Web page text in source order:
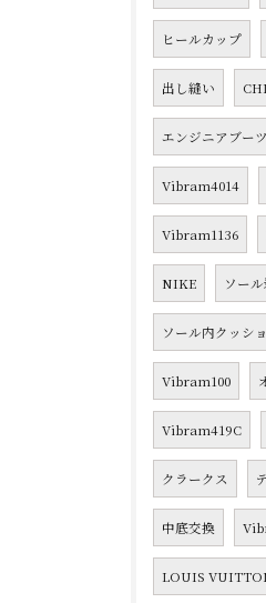
ヒールカップ
出し縫い
エンジニアブーツ
Vibram4014
Vibram1136
NIKE ソー
ソール内クッシ
Vibram100
Vibram419C
クラークス
中底交換
LOUIS